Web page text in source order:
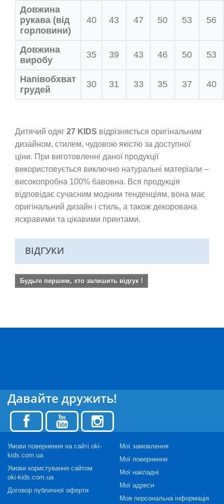
Довжина
рукава (від
горловини)
40 43 47 50 53 56
Довжина
виробу
35 39 43 46 50 53
Напівобхват
грудей
30 31 33 35 37 40
Дитячий одяг 27 KIDS відрізняється оригінальним
дизайном, стилем, чудовою якістю за доступної
ціни. При виготовленні даної продукції
використовується виключно натуральні матеріали –
високопробна 100% бавовна. Вся продукція
відповідає сучасним модним тенденціям, вона має
оригінальний дизайн і стиль, а також декорована
яскравими та цікавими принтами.
ВІДГУКИ
Будьте першим, хто залишить відгук !
Давайте дружить!
Умови повернення на сайті oki-
kids.com.ua
Умови користування сайтом
oki-kids.com.ua
Договор публичної оферти
Мої замовлення
Мої повернення
Мої накладні
Мої адреси
Моя персональна інформація